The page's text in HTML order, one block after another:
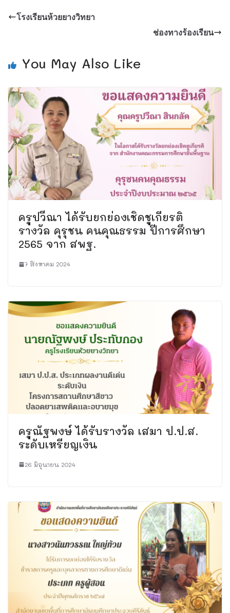
โรงเรียนห้วยยางวิทยา
ช่องทางร้องเรียน
You May Also Like
ครูปวีณา ได้รับยกย่องเชิดชูเกียรติ
รางวัล คุรุชน คนคุณธรรม ปีการศึกษา
2565 จาก สพฐ.
7 สิงหาคม 2024
ครูณัฐพงษ์ ได้รับรางวัล เสมา ป.ป.ส.
ระดับเหรียญเงิน
26 มิถุนายน 2024